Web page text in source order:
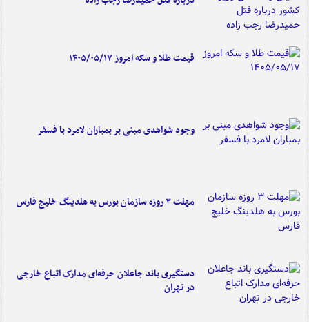
قیمت طلا و سکه امروز ۱۴۰۵/۰۵/۱۷
وجود شواهدی مبنی بر بمباران لامرد با فسفر
مهلت ۳ روزه سازمان بورس به هلدینگ خلیج فارس
دستگیری باند جاعلان حرفه‌ای مدارک اتباع خارجی
در تهران